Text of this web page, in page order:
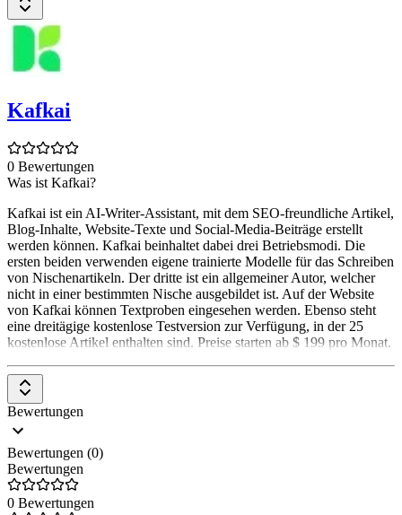
Kafkai
0 Bewertungen
Was ist Kafkai?
Kafkai ist ein AI-Writer-Assistant, mit dem SEO-freundliche Artikel,
Blog-Inhalte, Website-Texte und Social-Media-Beiträge erstellt
werden können. Kafkai beinhaltet dabei drei Betriebsmodi. Die
ersten beiden verwenden eigene trainierte Modelle für das Schreiben
von Nischenartikeln. Der dritte ist ein allgemeiner Autor, welcher
nicht in einer bestimmten Nische ausgebildet ist. Auf der Website
von Kafkai können Textproben eingesehen werden. Ebenso steht
eine dreitägige kostenlose Testversion zur Verfügung, in der 25
kostenlose Artikel enthalten sind. Preise starten ab $ 199 pro Monat.
Bewertungen
Bewertungen (0)
Bewertungen
0 Bewertungen